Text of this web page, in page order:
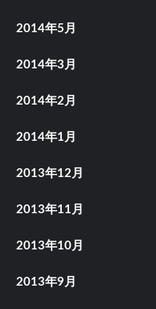
2014年5月
2014年3月
2014年2月
2014年1月
2013年12月
2013年11月
2013年10月
2013年9月